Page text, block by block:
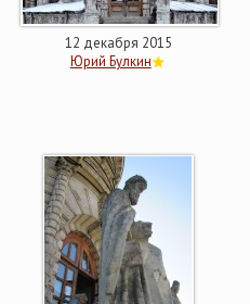
12 декабря 2015
Юрий Булкин